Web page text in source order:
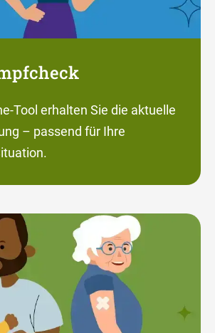
Tool erhalten Sie die aktuelle
– passend für Ihre